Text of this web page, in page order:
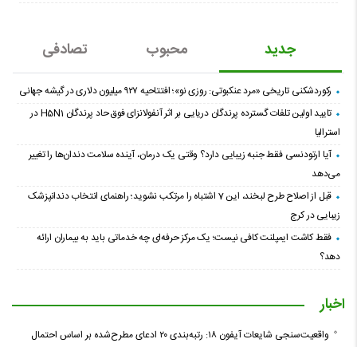
جدید محبوب تصادفی
رکوردشکنی تاریخی «مرد عنکبوتی: روزی نو»؛ افتتاحیه ۹۲۷ میلیون دلاری در گیشه جهانی
تایید اولین تلفات گسترده پرندگان دریایی بر اثر آنفولانزای فوق حاد پرندگان H5N1 در
استرالیا
آیا ارتودنسی فقط جنبه زیبایی دارد؟ وقتی یک درمان، آینده سلامت دندان‌ها را تغییر
می‌دهد
قبل از اصلاح طرح لبخند، این 7 اشتباه را مرتکب نشوید؛ راهنمای انتخاب دندانپزشک
زیبایی در کرج
فقط کاشت ایمپلنت کافی نیست؛ یک مرکز حرفه‌ای چه خدماتی باید به بیماران ارائه
دهد؟
اخبار
واقعیت‌سنجی شایعات آیفون ۱۸: رتبه‌بندی ۲۰ ادعای مطرح‌شده بر اساس احتمال